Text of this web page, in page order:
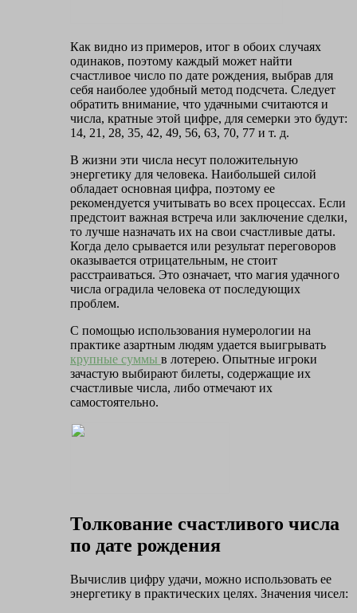
Как видно из примеров, итог в обоих случаях
одинаков, поэтому каждый может найти
счастливое число по дате рождения, выбрав для
себя наиболее удобный метод подсчета. Следует
обратить внимание, что удачными считаются и
числа, кратные этой цифре, для семерки это будут:
14, 21, 28, 35, 42, 49, 56, 63, 70, 77 и т. д.
В жизни эти числа несут положительную
энергетику для человека. Наибольшей силой
обладает основная цифра, поэтому ее
рекомендуется учитывать во всех процессах. Если
предстоит важная встреча или заключение сделки,
то лучше назначать их на свои счастливые даты.
Когда дело срывается или результат переговоров
оказывается отрицательным, не стоит
расстраиваться. Это означает, что магия удачного
числа оградила человека от последующих
проблем.
С помощью использования нумерологии на
практике азартным людям удается выигрывать
крупные суммы в лотерею. Опытные игроки
зачастую выбирают билеты, содержащие их
счастливые числа, либо отмечают их
самостоятельно.
Толкование счастливого числа
по дате рождения
Вычислив цифру удачи, можно использовать ее
энергетику в практических целях. Значения чисел: